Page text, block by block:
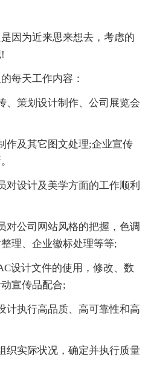
因为近来思来想去，考虑的
每天工作内容：
、策划设计制作、公司展览会
作及其它图文处理;企业宣传
对设计及美学方面的工作顺利
对公司网站风格的把握，色调
理、企业徽标处理等等;
设计文件的使用，修改、数
宣传品配合;
计执行高品质、高可靠性和高
织实际状况，确定并执行质量